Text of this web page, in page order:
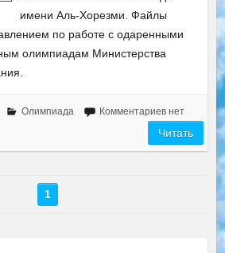
имени Аль-Хорезми. Файлы
по работе с одаренными
олимпиадам Министерства
Олимпиада Комментариев нет
Читать
1